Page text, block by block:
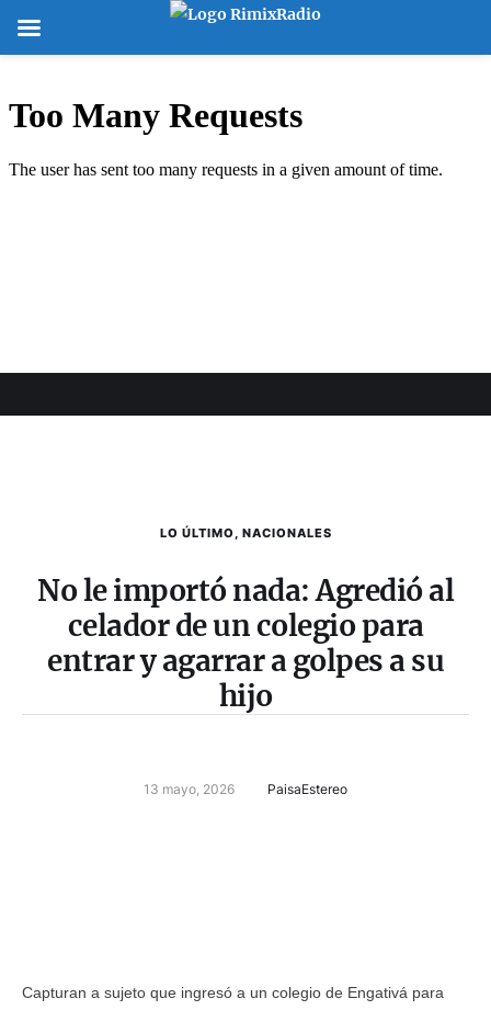
LO ÚLTIMO, NACIONALES
No le importó nada: Agredió al
celador de un colegio para
entrar y agarrar a golpes a su
hijo
13 mayo, 2026 PaisaEstereo
Capturan a sujeto que ingresó a un colegio de Engativá para